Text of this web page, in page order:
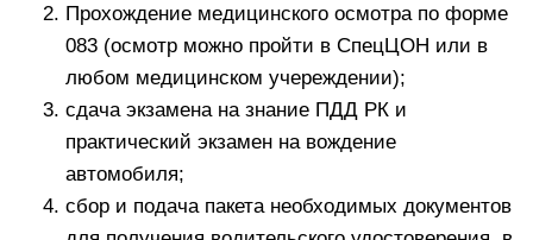
Прохождение медицинского осмотра по форме
083 (осмотр можно пройти в СпецЦОН или в
любом медицинском учереждении);
сдача экзамена на знание ПДД РК и
практический экзамен на вождение
автомобиля;
сбор и подача пакета необходимых документов